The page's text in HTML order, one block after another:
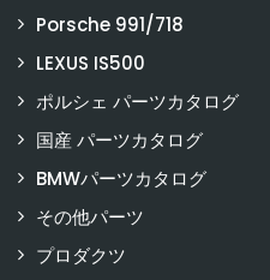
Porsche 991/718
LEXUS IS500
ポルシェ パーツカタログ
国産 パーツカタログ
BMWパーツカタログ
その他パーツ
プロダクツ